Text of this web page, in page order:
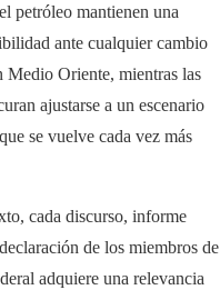
petróleo mantienen una
ante cualquier cambio
Medio Oriente, mientras las
ajustarse a un escenario
se vuelve cada vez más
cada discurso, informe
de los miembros de
adquiere una relevancia